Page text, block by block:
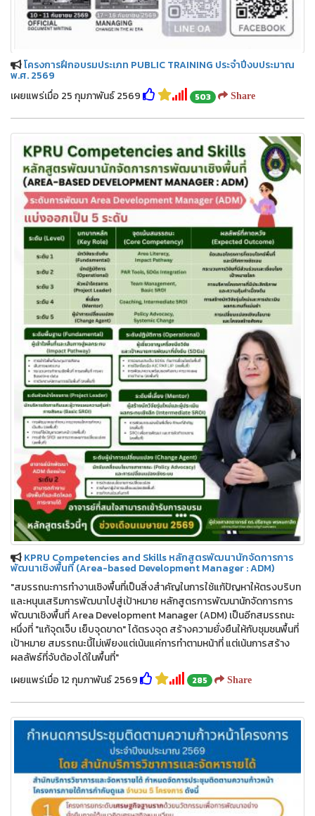
โครงการฝึกอบรมประเภท PUBLIC TRAINING ประจำปีงบประมาณ
พ.ศ. 2569
เผยแพร่เมื่อ 25 กุมภาพันธ์ 2569
503 Share
KPRU Competencies and Skills หลักสูตรพัฒนานักจัดการการ
พัฒนาเชิงพื้นที่ (Area-based Development Manager : ADM)
"สมรรถนะการทำงานเชิงพื้นที่เป็นสิ่งสำคัญในการใช้แก้ปัญหาให้ตรงบริบท
และหนุนเสริมการพัฒนาไปสู่เป้าหมาย หลักสูตรการพัฒนานักจัดการการ
พัฒนาเชิงพื้นที่ Area Development Manager (ADM) เป็นอีกสมรรถนะ
หนึ่งที่ "แก้จุดเจ็บ เย็บจุดขาด" ได้ตรงจุด สร้างความยั่งยืนให้กับชุมชนพื้นที่
เป้าหมาย สมรรถนะนี้ไม่เพียงแต่เน้นแค่การทำตามหน้าที่ แต่เน้นการสร้าง
ผลลัพธ์ที่จับต้องได้ในพื้นที่"
เผยแพร่เมื่อ 12 กุมภาพันธ์ 2569
285 Share